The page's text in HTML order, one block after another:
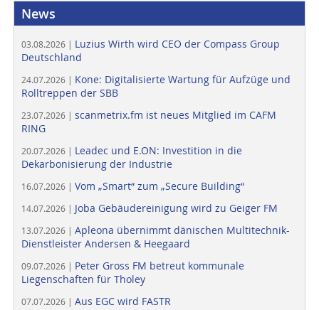
News
03.08.2026 | Luzius Wirth wird CEO der Compass Group
Deutschland
24.07.2026 | Kone: Digitalisierte Wartung für Aufzüge und
Rolltreppen der SBB
23.07.2026 | scanmetrix.fm ist neues Mitglied im CAFM
RING
20.07.2026 | Leadec und E.ON: Investition in die
Dekarbonisierung der Industrie
16.07.2026 | Vom „Smart“ zum „Secure Building“
14.07.2026 | Joba Gebäudereinigung wird zu Geiger FM
13.07.2026 | Apleona übernimmt dänischen Multitechnik-
Dienstleister Andersen & Heegaard
09.07.2026 | Peter Gross FM betreut kommunale
Liegenschaften für Tholey
07.07.2026 | Aus EGC wird FASTR